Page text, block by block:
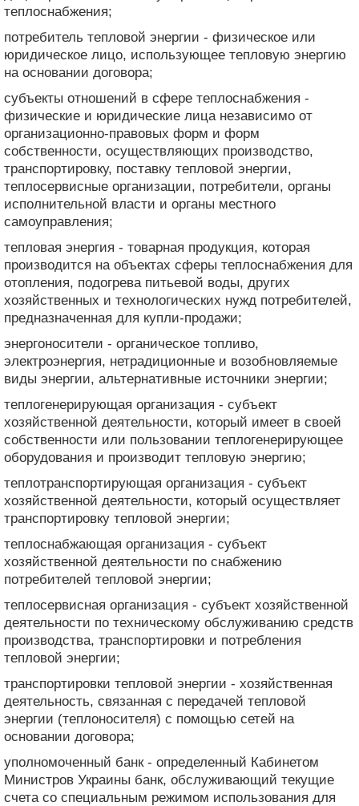
теплоснабжения;
потребитель тепловой энергии - физическое или
юридическое лицо, использующее тепловую энергию
на основании договора;
субъекты отношений в сфере теплоснабжения -
физические и юридические лица независимо от
организационно-правовых форм и форм
собственности, осуществляющих производство,
транспортировку, поставку тепловой энергии,
теплосервисные организации, потребители, органы
исполнительной власти и органы местного
самоуправления;
тепловая энергия - товарная продукция, которая
производится на объектах сферы теплоснабжения для
отопления, подогрева питьевой воды, других
хозяйственных и технологических нужд потребителей,
предназначенная для купли-продажи;
энергоносители - органическое топливо,
электроэнергия, нетрадиционные и возобновляемые
виды энергии, альтернативные источники энергии;
теплогенерирующая организация - субъект
хозяйственной деятельности, который имеет в своей
собственности или пользовании теплогенерирующее
оборудования и производит тепловую энергию;
теплотранспортирующая организация - субъект
хозяйственной деятельности, который осуществляет
транспортировку тепловой энергии;
теплоснабжающая организация - субъект
хозяйственной деятельности по снабжению
потребителей тепловой энергии;
теплосервисная организация - субъект хозяйственной
деятельности по техническому обслуживанию средств
производства, транспортировки и потребления
тепловой энергии;
транспортировки тепловой энергии - хозяйственная
деятельность, связанная с передачей тепловой
энергии (теплоносителя) с помощью сетей на
основании договора;
уполномоченный банк - определенный Кабинетом
Министров Украины банк, обслуживающий текущие
счета со специальным режимом использования для